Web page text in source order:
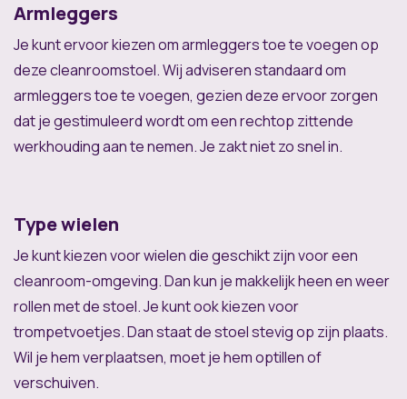
Armleggers
Je kunt ervoor kiezen om armleggers toe te voegen op
deze cleanroomstoel. Wij adviseren standaard om
armleggers toe te voegen, gezien deze ervoor zorgen
dat je gestimuleerd wordt om een rechtop zittende
werkhouding aan te nemen. Je zakt niet zo snel in.
Type wielen
Je kunt kiezen voor wielen die geschikt zijn voor een
cleanroom-omgeving. Dan kun je makkelijk heen en weer
rollen met de stoel. Je kunt ook kiezen voor
trompetvoetjes. Dan staat de stoel stevig op zijn plaats.
Wil je hem verplaatsen, moet je hem optillen of
verschuiven.